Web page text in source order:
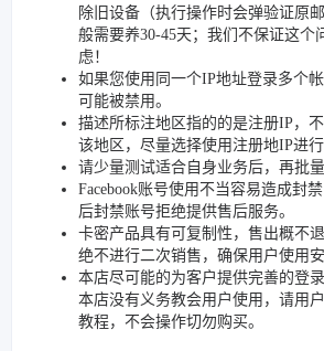
除旧设备（执行操作时会弹验证原
般需要养30-45天；我们不保证这个
虑！
如果您使用同一个IP地址登录多个
可能被禁用。
描述所标注地区指的的是注册IP，
该地区，尽量选择使用注册地IP进行
请少量测试适合自身业务后，再批量
Facebook账号使用不当容易造成封
后封禁账号拒绝提供售后服务。
卡密产品具有可复制性，售出概不
绝不进行二次销售，确保用户使用安
本店尽可能的为客户提供完善的登
本店没有义务教会用户使用，请用
教程，不会操作切勿购买。